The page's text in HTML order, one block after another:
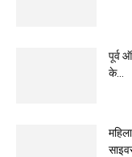
पूर्व
के...